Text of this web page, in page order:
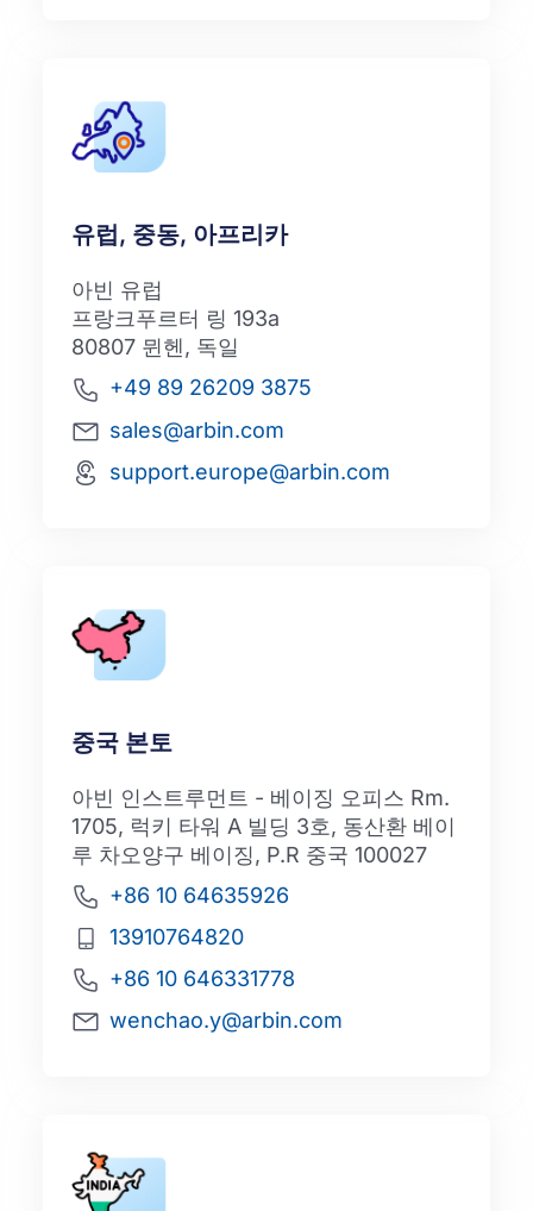
유럽, 중동, 아프리카
아빈 유럽
프랑크푸르터 링 193a
80807 뮌헨, 독일
+49 89 26209 3875
sales@arbin.com
support.europe@arbin.com
중국 본토
아빈 인스트루먼트 - 베이징 오피스 Rm.
1705, 럭키 타워 A 빌딩 3호, 동산환 베이
루 차오양구 베이징, P.R 중국 100027
+86 10 64635926
13910764820
+86 10 646331778
wenchao.y@arbin.com